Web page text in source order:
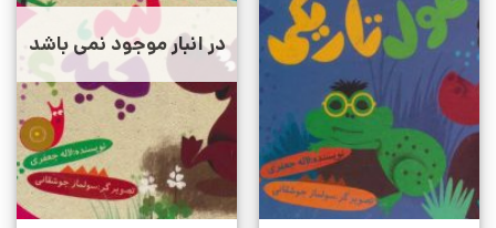
در انبار موجود نمی باشد